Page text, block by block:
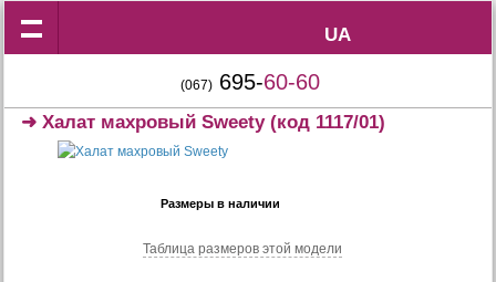
UA
UA
(067) 695-60-60
➜Халат махровый Sweety(код 1117/01)
Размеры в наличии
Таблица размеров этой модели